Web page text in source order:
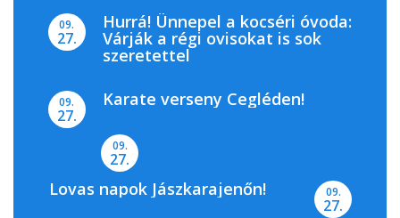
09.
27.
Hurrá! Ünnepel a kocséri óvoda:
Várják a régi ovisokat is sok
szeretettel
09.
27.
Karate verseny Cegléden!
09.
27.
Lovas napok Jászkarajenőn! 09.
27.